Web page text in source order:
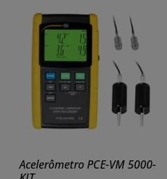
Acelerômetro PCE-VM 5000-